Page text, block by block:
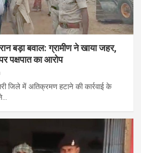
बड़ा बवाल: ग्रामीण ने खाया जहर,
पक्षपात का आरोप
जिले में अतिक्रमण हटाने की कार्रवाई के